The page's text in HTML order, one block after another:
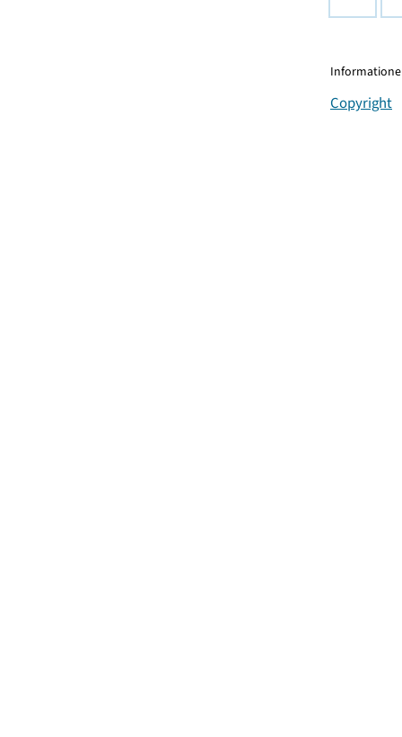
Copyright